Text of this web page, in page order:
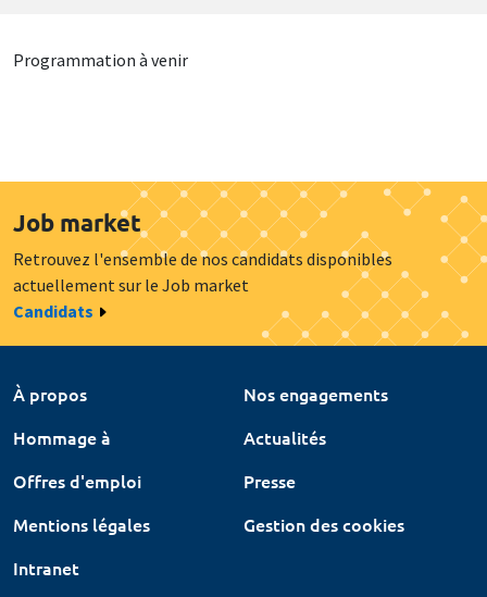
Programmation à venir
Job market
Retrouvez l'ensemble de nos candidats disponibles
actuellement sur le Job market
Candidats
À propos
Nos engagements
Hommage à
Actualités
Offres d'emploi
Presse
Mentions légales
Gestion des cookies
Intranet